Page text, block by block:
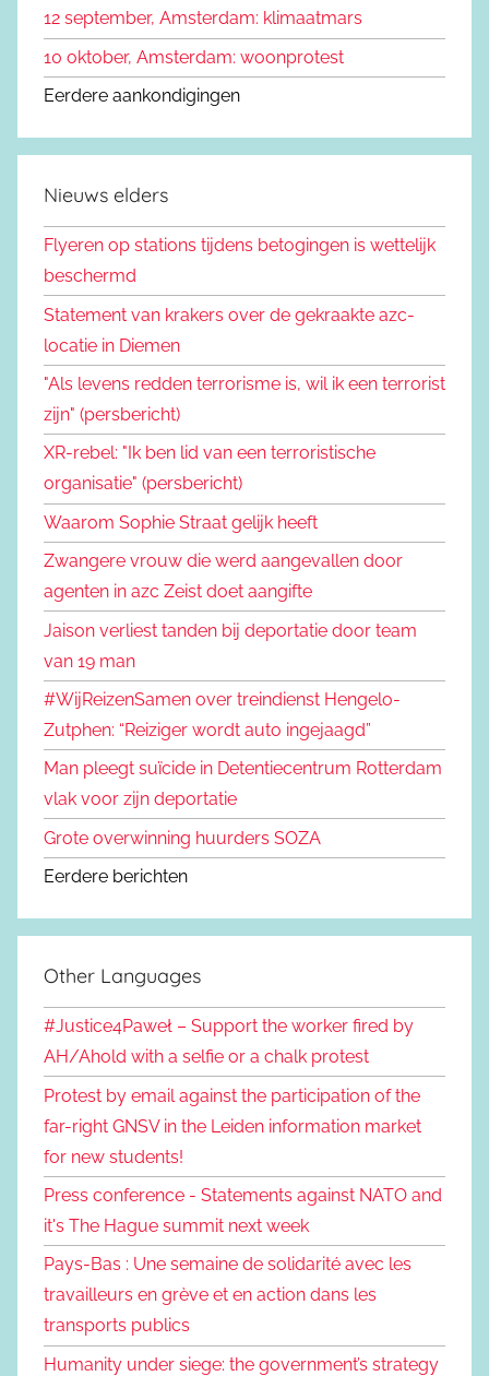
12 september, Amsterdam: klimaatmars
10 oktober, Amsterdam: woonprotest
Eerdere aankondigingen
Nieuws elders
Flyeren op stations tijdens betogingen is wettelijk
beschermd
Statement van krakers over de gekraakte azc-
locatie in Diemen
"Als levens redden terrorisme is, wil ik een terrorist
zijn" (persbericht)
XR-rebel: "Ik ben lid van een terroristische
organisatie" (persbericht)
Waarom Sophie Straat gelijk heeft
Zwangere vrouw die werd aangevallen door
agenten in azc Zeist doet aangifte
Jaison verliest tanden bij deportatie door team
van 19 man
#WijReizenSamen over treindienst Hengelo-
Zutphen: “Reiziger wordt auto ingejaagd”
Man pleegt suïcide in Detentiecentrum Rotterdam
vlak voor zijn deportatie
Grote overwinning huurders SOZA
Eerdere berichten
Other Languages
#Justice4Paweł – Support the worker fired by
AH/Ahold with a selfie or a chalk protest
Protest by email against the participation of the
far-right GNSV in the Leiden information market
for new students!
Press conference - Statements against NATO and
it's The Hague summit next week
Pays-Bas : Une semaine de solidarité avec les
travailleurs en grève et en action dans les
transports publics
Humanity under siege: the government’s strategy